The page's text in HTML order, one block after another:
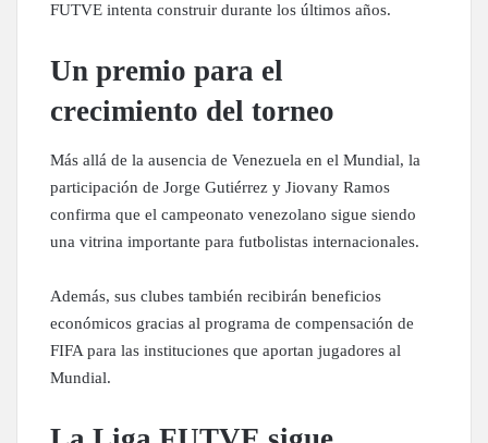
FUTVE intenta construir durante los últimos años.
Un premio para el
crecimiento del torneo
Más allá de la ausencia de Venezuela en el Mundial, la
participación de Jorge Gutiérrez y Jiovany Ramos
confirma que el campeonato venezolano sigue siendo
una vitrina importante para futbolistas internacionales.
Además, sus clubes también recibirán beneficios
económicos gracias al programa de compensación de
FIFA para las instituciones que aportan jugadores al
Mundial.